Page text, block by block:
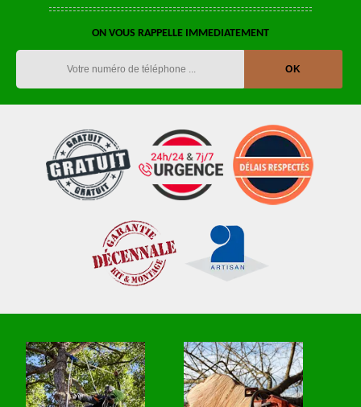
ON VOUS RAPPELLE IMMEDIATEMENT